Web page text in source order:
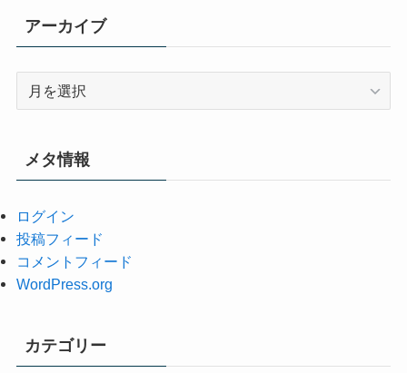
アーカイブ
メタ情報
ログイン
投稿フィード
コメントフィード
WordPress.org
カテゴリー